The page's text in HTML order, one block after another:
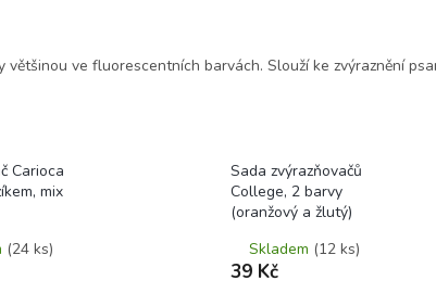
většinou ve fluorescentních barvách. Slouží ke zvýraznění
Carioca
mix
(24 ks)
Sada zvýrazňovačů
College, 2 barvy
(oranžový a žlutý)
Skladem (12 ks)
39 Kč